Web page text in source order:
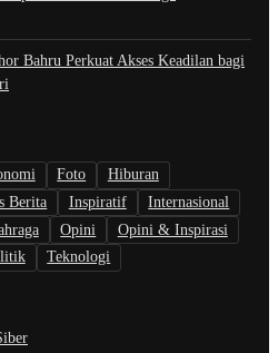
Bahru Perkuat Akses Keadilan bagi
Foto
Hiburan
Berita Inspiratif
Internasional
Opini
Opini & Inspirasi
Teknologi